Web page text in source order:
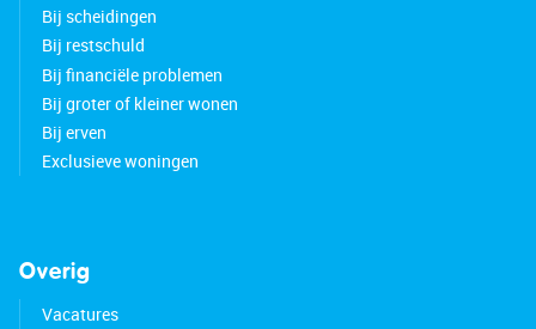
Bij scheidingen
Bij restschuld
Bij financiële problemen
Bij groter of kleiner wonen
Bij erven
Exclusieve woningen
Overig
Vacatures